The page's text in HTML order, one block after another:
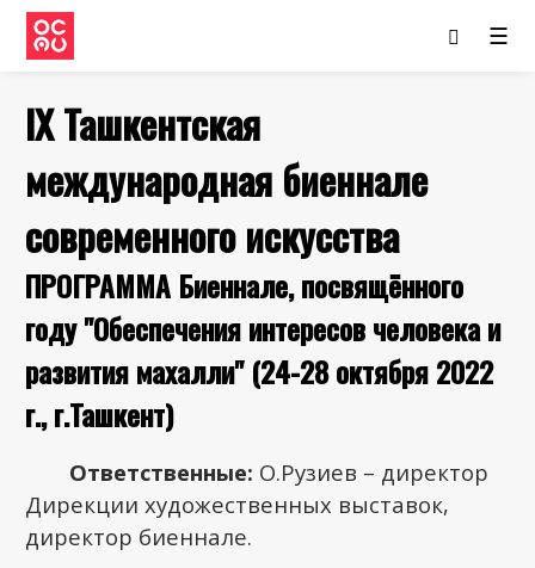
☰
IX Ташкентская
международная биеннале
современного искусства
ПРОГРАММА Биеннале, посвящённого
году "Обеспечения интересов человека и
развития махалли" (24-28 октября 2022
г., г.Ташкент)
Ответственные: О.Рузиев – директор
Дирекции художественных выставок,
директор биеннале.